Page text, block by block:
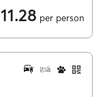
per person